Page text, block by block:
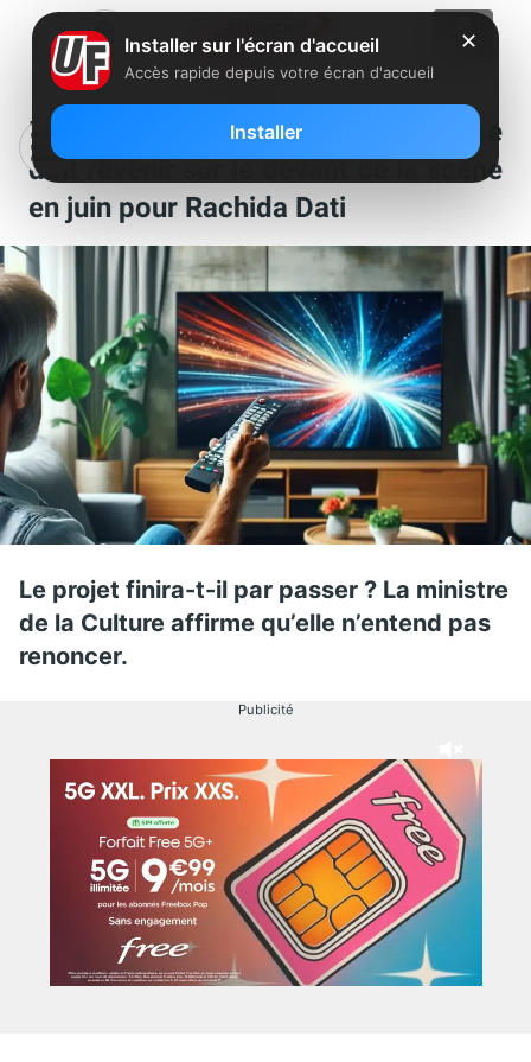
La création d’une BBC à la française
doit revenir sur le devant de la scène
en juin pour Rachida Dati
Le projet finira-t-il par passer ? La ministre
de la Culture affirme qu’elle n’entend pas
renoncer.
Publicité
✕
Installer sur l'écran d'accueil
Accès rapide depuis votre écran d'accueil
Installer